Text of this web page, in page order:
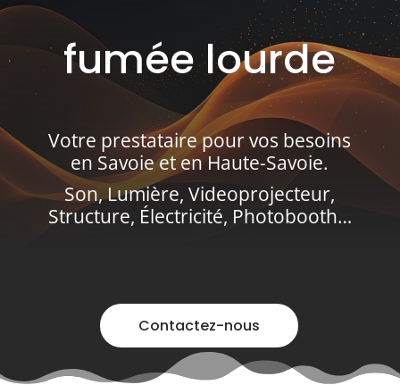
fumée lourde
Votre prestataire pour vos besoins
en Savoie et en Haute-Savoie.
Son, Lumière, Videoprojecteur,
Structure, Électricité, Photobooth…
Contactez-nous